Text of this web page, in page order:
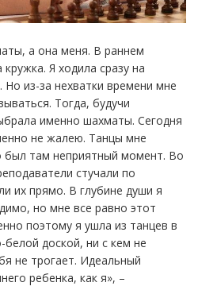
а она меня. В раннем
Я ходила сразу на
из-за нехватки времени мне
Тогда, будучи
именно шахматы. Сегодня
не жалею. Танцы мне
был там неприятный момент. Во
стучали по
их прямо. В глубине души я
но мне все равно этот
поэтому я ушла из танцев в
доской, ни с кем не
не трогает. Идеальный
ребенка, как я», –